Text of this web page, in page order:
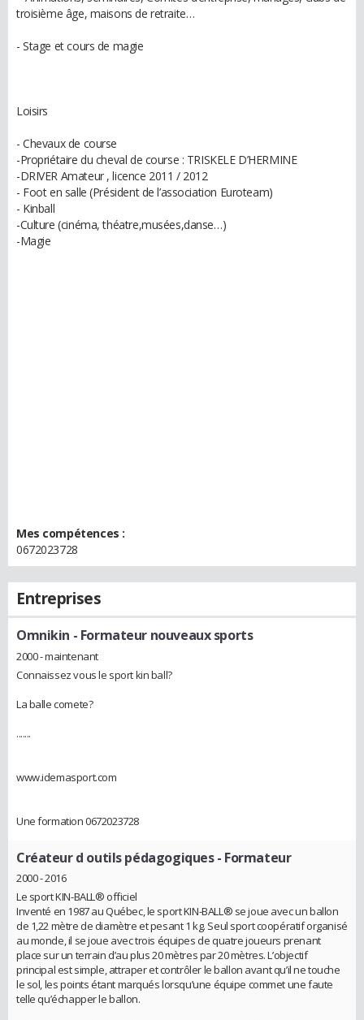
troisième âge, maisons de retraite…
- Stage et cours de magie
Loisirs
- Chevaux de course
-Propriétaire du cheval de course : TRISKELE D’HERMINE
-DRIVER Amateur , licence 2011 / 2012
- Foot en salle (Président de l’association Euroteam)
- Kinball
-Culture (cinéma, théatre,musées,danse…)
-Magie
Mes compétences :
0672023728
Entreprises
Omnikin - Formateur nouveaux sports
2000 - maintenant
Connaissez vous le sport kin ball?
La balle comete?
.......
www.idemasport.com
Une formation 0672023728
Créateur d outils pédagogiques- Formateur
2000 - 2016
Le sport KIN-BALL® officiel
Inventé en 1987 au Québec, le sport KIN-BALL® se joue avec un ballon
de 1,22 mètre de diamètre et pesant 1 kg. Seul sport coopératif organisé
au monde, il se joue avec trois équipes de quatre joueurs prenant
place sur un terrain d’au plus 20 mètres par 20 mètres. L’objectif
principal est simple, attraper et contrôler le ballon avant qu’il ne touche
le sol, les points étant marqués lorsqu’une équipe commet une faute
telle qu’échapper le ballon.